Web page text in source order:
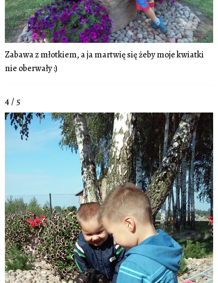
Zabawa z młotkiem, a ja martwię się żeby moje kwiatki
nie oberwały :)
4 / 5